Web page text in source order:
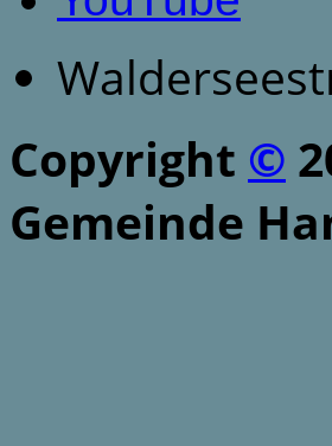
Copyright ©
Gemeinde